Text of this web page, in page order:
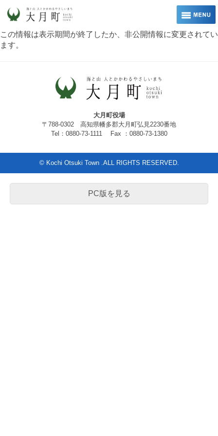
この情報は表示期間が終了したか、非公開情報に変更されてい
ます。
大月町役場
〒788-0302 高知県幡多郡大月町弘見2230番地
Tel：0880-73-1111 Fax ：0880-73-1380
© Kochi Otsuki Town .ALL RIGHTS RESERVED.
PC版を見る